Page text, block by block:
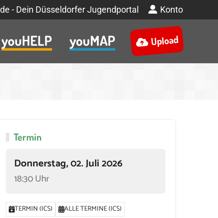
- Dein Düsseldorfer Jugendportal Konto
youHELP youMAP Upload
Termin
Donnerstag, 02. Juli 2026
18:30 Uhr
TERMIN (ICS) ALLE TERMINE (ICS)